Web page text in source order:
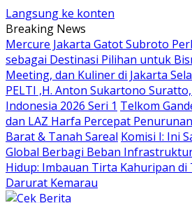
Langsung ke konten
Breaking News
Mercure Jakarta Gatot Subroto
sebagai Destinasi Pilihan untuk
Meeting, dan Kuliner di Jakarta
PELTI ,H. Anton Sukartono
Indonesia 2026 Seri 1 Telkom
dan LAZ Harfa Percepat
Barat & Tanah Sareal Komisi I: Ini
Global Berbagi Beban
Hidup: Imbauan Tirta Kahuripan di
Darurat Kemarau